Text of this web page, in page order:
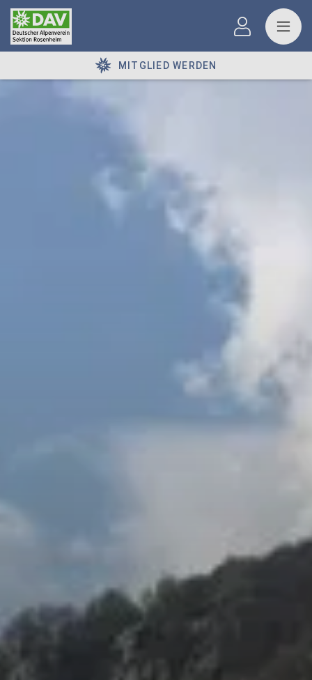
MITGLIED WERDEN
© DAV Sektion Rosenheim Rock&Bloc